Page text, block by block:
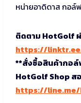
หน่ายอาดิดาส กอล์
ติดตาม HotGolf
https://
**สั่งซื้อสินค้ากอล์
HotGolf Shop ส
https://